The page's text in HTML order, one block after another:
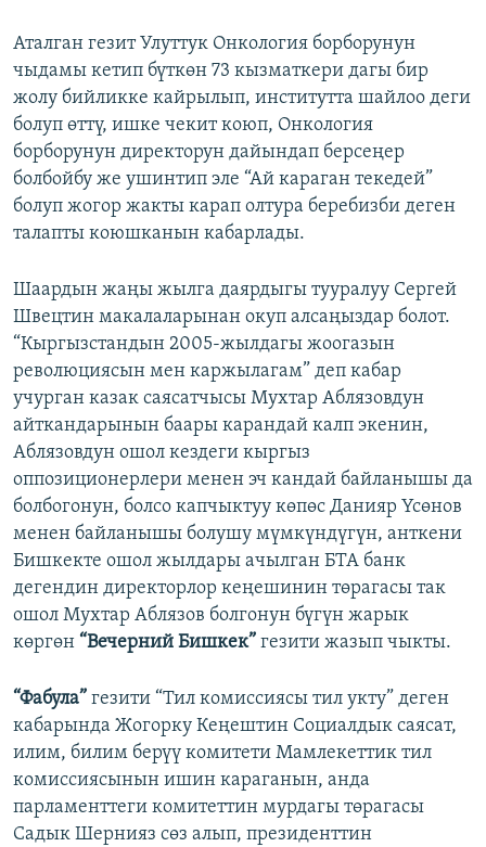
Аталган гезит Улуттук Онкология борборунун
чыдамы кетип бүткөн 73 кызматкери дагы бир
жолу бийликке кайрылып, институтта шайлоо деги
болуп өттү, ишке чекит коюп, Онкология
борборунун директорун дайындап берсеңер
болбойбу же ушинтип эле “Ай караган текедей”
болуп жогор жакты карап олтура беребизби деген
талапты коюшканын кабарлады.
Шаардын жаңы жылга даярдыгы тууралуу Сергей
Швецтин макалаларынан окуп алсаңыздар болот.
“Кыргызстандын 2005-жылдагы жоогазын
революциясын мен каржылагам” деп кабар
учурган казак саясатчысы Мухтар Аблязовдун
айткандарынын баары карандай калп экенин,
Аблязовдун ошол кездеги кыргыз
оппозиционерлери менен эч кандай байланышы да
болбогонун, болсо капчыктуу көпөс Данияр Үсөнов
менен байланышы болушу мүмкүндүгүн, анткени
Бишкекте ошол жылдары ачылган БТА банк
дегендин директорлор кеңешинин төрагасы так
ошол Мухтар Аблязов болгонун бүгүн жарык
көргөн “Вечерний Бишкек” гезити жазып чыкты.
“Фабула” гезити “Тил комиссиясы тил укту” деген
кабарында Жогорку Кеңештин Социалдык саясат,
илим, билим берүү комитети Мамлекеттик тил
комиссиясынын ишин караганын, анда
парламенттеги комитеттин мурдагы төрагасы
Садык Шернияз сөз алып, президенттин